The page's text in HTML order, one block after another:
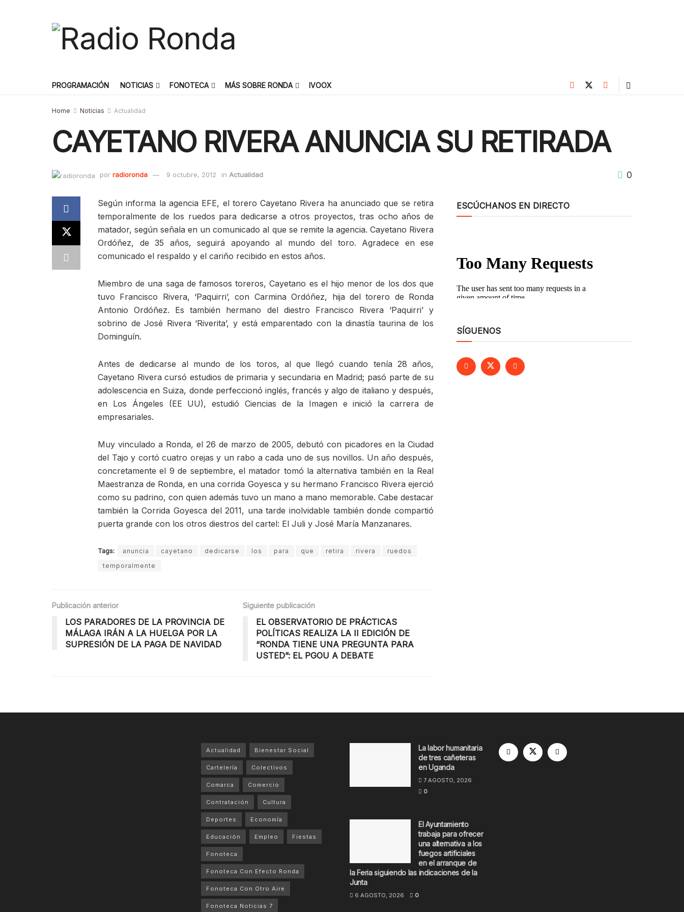
PROGRAMACIÓN NOTICIAS FONOTECA MÁS SOBRE RONDA IVOOX
Home Noticias Actualidad
CAYETANO RIVERA ANUNCIA SU RETIRADA
por radioronda 9 octubre, 2012 in Actualidad 0
Según informa la agencia EFE, el torero Cayetano Rivera ha anunciado que se retira
temporalmente de los ruedos para dedicarse a otros proyectos, tras ocho años de
matador, según señala en un comunicado al que se remite la agencia. Cayetano Rivera
Ordóñez, de 35 años, seguirá apoyando al mundo del toro. Agradece en ese
comunicado el respaldo y el cariño recibido en estos años.
Miembro de una saga de famosos toreros, Cayetano es el hijo menor de los dos que
tuvo Francisco Rivera, ‘Paquirri’, con Carmina Ordóñez, hija del torero de Ronda
Antonio Ordóñez. Es también hermano del diestro Francisco Rivera ‘Paquirri’ y
sobrino de José Rivera ‘Riverita’, y está emparentado con la dinastía taurina de los
Dominguín.
Antes de dedicarse al mundo de los toros, al que llegó cuando tenía 28 años,
Cayetano Rivera cursó estudios de primaria y secundaria en Madrid; pasó parte de su
adolescencia en Suiza, donde perfeccionó inglés, francés y algo de italiano y después,
en Los Ángeles (EE UU), estudió Ciencias de la Imagen e inició la carrera de
empresariales.
Muy vinculado a Ronda, el 26 de marzo de 2005, debutó con picadores en la Ciudad
del Tajo y cortó cuatro orejas y un rabo a cada uno de sus novillos. Un año después,
concretamente el 9 de septiembre, el matador tomó la alternativa también en la Real
Maestranza de Ronda, en una corrida Goyesca y su hermano Francisco Rivera ejerció
como su padrino, con quien además tuvo un mano a mano memorable. Cabe destacar
también la Corrida Goyesca del 2011, una tarde inolvidable también donde compartió
puerta grande con los otros diestros del cartel: El Juli y José María Manzanares.
Tags: anuncia cayetano dedicarse los para que retira rivera
ruedos
temporalmente
Publicación anterior
LOS PARADORES DE LA PROVINCIA DE
MÁLAGA IRÁN A LA HUELGA POR LA
SUPRESIÓN DE LA PAGA DE NAVIDAD
Siguiente publicación
EL OBSERVATORIO DE PRÁCTICAS
POLÍTICAS REALIZA LA II EDICIÓN DE
“RONDA TIENE UNA PREGUNTA PARA
USTED”: EL PGOU A DEBATE
ESCÚCHANOS EN DIRECTO
SÍGUENOS
Actualidad Bienestar Social
Cartelería Colectivos
Comarca Comercio
Contratación Cultura
Deportes Economía
Educación Empleo Fiestas
Fonoteca
Fonoteca Con Efecto Ronda
Fonoteca Con Otro Aire
Fonoteca Noticias 7
La labor humanitaria
de tres cañeteras
en Uganda
7 AGOSTO, 2026
0
El Ayuntamiento
trabaja para ofrecer
una alternativa a los
fuegos artificiales
en el arranque de
la Feria siguiendo las indicaciones de la
Junta
6 AGOSTO, 2026 0